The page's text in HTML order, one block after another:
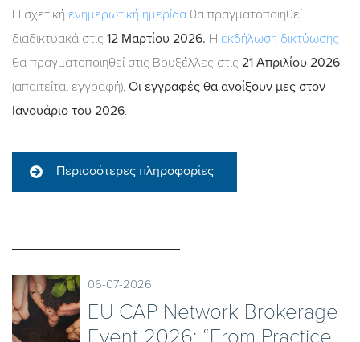
Η σχετική ενημερωτική ημερίδα θα πραγματοποιηθεί
διαδικτυακά στις 12 Μαρτίου 2026. Η εκδήλωση δικτύωσης
θα πραγματοποιηθεί στις Βρυξέλλες στις 21 Απριλίου 2026
(απαιτείται εγγραφή). Οι εγγραφές θα ανοίξουν μες στον
Ιανουάριο του 2026.
Περισσότερες πληροφορίες
06-07-2026
EU CAP Network Brokerage
Event 2026: “From Practice